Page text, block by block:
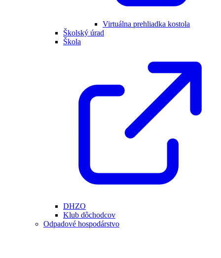
Virtuálna prehliadka kostola
Školský úrad
Škola
DHZO
Klub dôchodcov
Odpadové hospodárstvo